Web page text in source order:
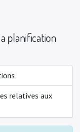
planification
relatives aux